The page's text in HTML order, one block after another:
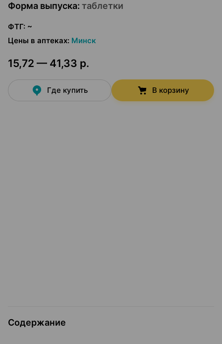
Форма выпуска: таблетки
ФТГ: ~
Цены в аптеках: Минск
15,72 — 41,33 р.
Где купить В корзину
Содержание